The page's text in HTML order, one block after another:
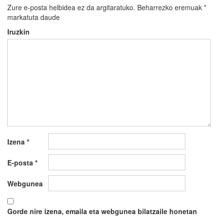
Zure e-posta helbidea ez da argitaratuko. Beharrezko eremuak *
markatuta daude
Iruzkin
Izena *
E-posta *
Webgunea
Gorde nire izena, emaila eta webgunea bilatzaile honetan